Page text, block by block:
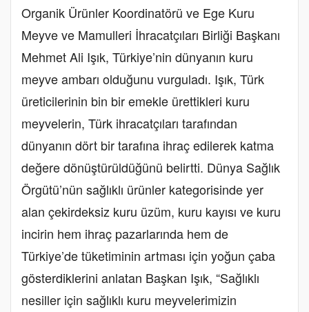
Organik Ürünler Koordinatörü ve Ege Kuru
Meyve ve Mamulleri İhracatçıları Birliği Başkanı
Mehmet Ali Işık, Türkiye’nin dünyanın kuru
meyve ambarı olduğunu vurguladı. Işık, Türk
üreticilerinin bin bir emekle ürettikleri kuru
meyvelerin, Türk ihracatçıları tarafından
dünyanın dört bir tarafına ihraç edilerek katma
değere dönüştürüldüğünü belirtti. Dünya Sağlık
Örgütü’nün sağlıklı ürünler kategorisinde yer
alan çekirdeksiz kuru üzüm, kuru kayısı ve kuru
incirin hem ihraç pazarlarında hem de
Türkiye’de tüketiminin artması için yoğun çaba
gösterdiklerini anlatan Başkan Işık, “Sağlıklı
nesiller için sağlıklı kuru meyvelerimizin